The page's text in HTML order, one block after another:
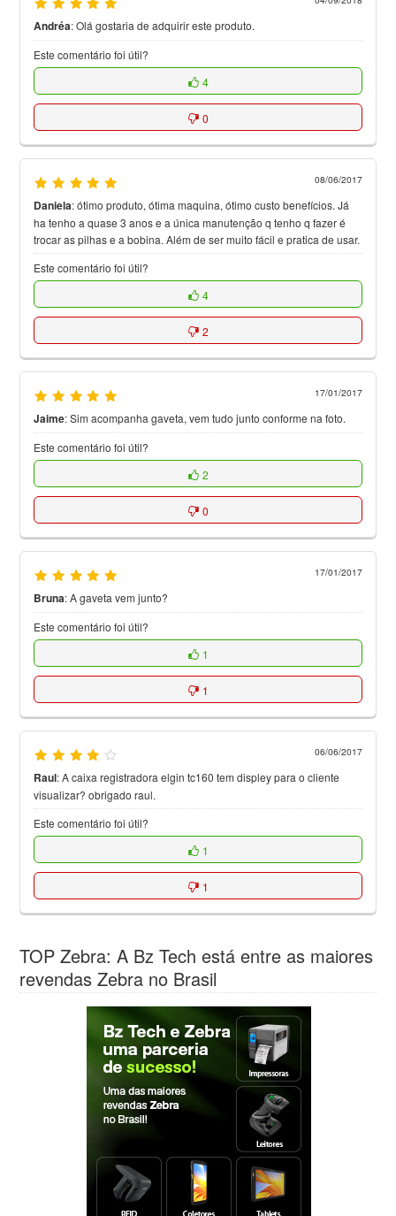
Andréa:Olá gostaria de adquirir este produto.
Este comentário foi útil?
4
0
08/06/2017
Daniela:ótimo produto, ótima maquina, ótimo custo benefícios. Já
ha tenho a quase 3 anos e a única manutenção q tenho q fazer é
trocar as pilhas e a bobina. Além de ser muito fácil e pratica de usar.
Este comentário foi útil?
4
2
17/01/2017
Jaime:Sim acompanha gaveta, vem tudo junto conforme na foto.
Este comentário foi útil?
2
0
17/01/2017
Bruna:A gaveta vem junto?
Este comentário foi útil?
1
1
06/06/2017
Raul:A caixa registradora elgin tc160 tem displey para o cliente
visualizar? obrigado raul.
Este comentário foi útil?
1
1
TOP Zebra: A Bz Tech está entre as maiores
revendas Zebra no Brasil